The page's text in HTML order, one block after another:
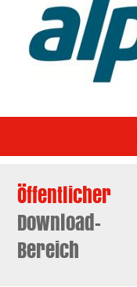
Öffentlicher
Download-
Bereich